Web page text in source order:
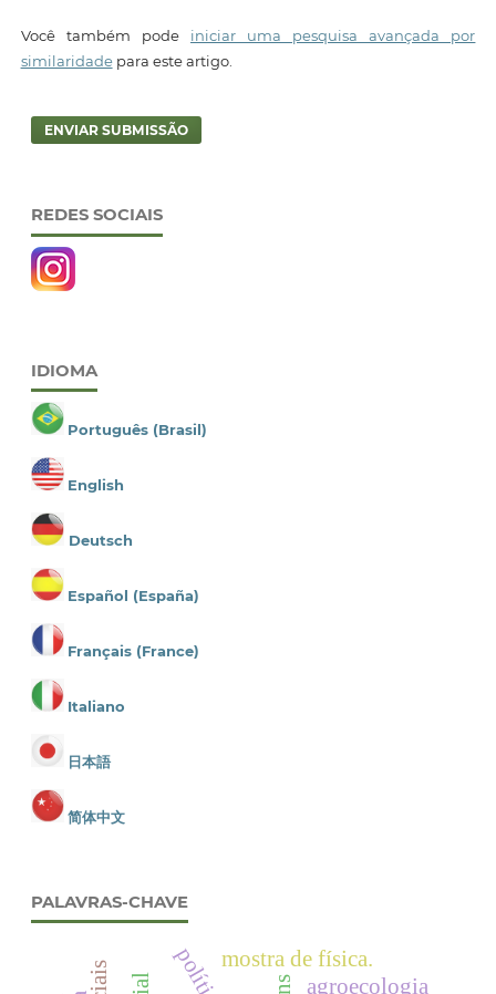
Você também pode iniciar uma pesquisa avançada por
similaridadepara este artigo.
ENVIAR SUBMISSÃO
REDES SOCIAIS
IDIOMA
Português (Brasil)
English
Deutsch
Español (España)
Français (France)
Italiano
日本語
简体中文
PALAVRAS-CHAVE
mostra de física.
agroecologia